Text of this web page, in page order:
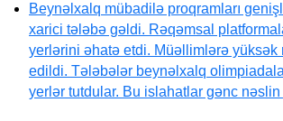
Beynəlxalq mübadilə proqramları
xarici tələbə gəldi. Rəqəmsal
yerlərini əhatə etdi. Müəllimlərə yüksək
edildi. Tələbələr beynəlxalq
yerlər tutdular. Bu islahatlar gənc nəslin